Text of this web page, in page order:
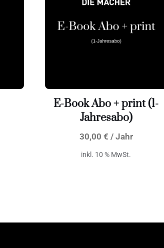
E-Book Abo + print (1-
Jahresabo)
30,00 € / Jahr
inkl. 10 % MwSt.